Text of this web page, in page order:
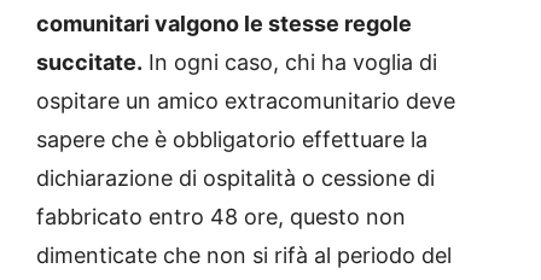
comunitari valgono le stesse regole
succitate. In ogni caso, chi ha voglia di
ospitare un amico extracomunitario deve
sapere che è obbligatorio effettuare la
dichiarazione di ospitalità o cessione di
fabbricato entro 48 ore, questo non
dimenticate che non si rifà al periodo del